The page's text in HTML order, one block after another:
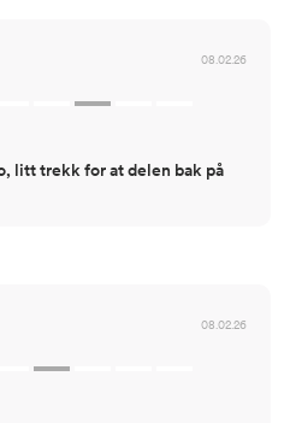
08.02.26
litt trekk for at delen bak på
08.02.26